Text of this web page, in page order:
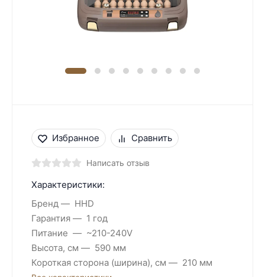
Избранное Сравнить
Написать отзыв
Характеристики:
Бренд
HHD
Гарантия
1 год
Питание
~210-240V
Высота, см
590 мм
Короткая сторона (ширина), см
210 мм